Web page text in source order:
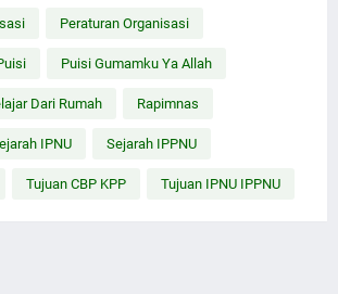
Peraturan Organisasi
Puisi Gumamku Ya Allah
Dari Rumah Rapimnas
IPNU Sejarah IPPNU
Tujuan CBP KPP Tujuan IPNU IPPNU